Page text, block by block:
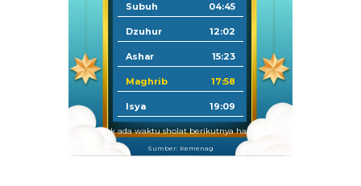
Subuh 04:45
Dzuhur 12:02
Ashar 15:23
Maghrib 17:58
Isya 19:09
Tidak ada waktu sholat berikutnya hari ini.
Sumber: Kemenag